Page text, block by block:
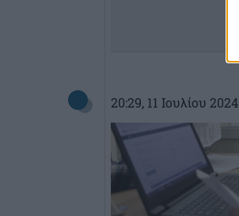
20:29, 11 Ιουλίου 2024